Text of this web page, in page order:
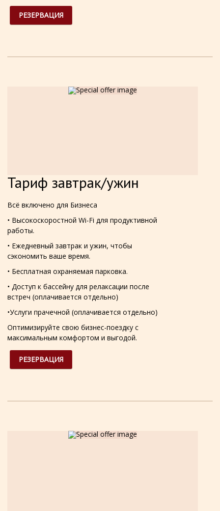
РЕЗЕРВАЦИЯ
Тариф завтрак/ужин
Всё включено для Бизнеса
• Высокоскоростной Wi-Fi для продуктивной
работы.
• Ежедневный завтрак и ужин, чтобы
сэкономить ваше время.
• Бесплатная охраняемая парковка.
• Доступ к бассейну для релаксации после
встреч (оплачивается отдельно)
•Услуги прачечной (оплачивается отдельно)
Оптимизируйте свою бизнес-поездку с
максимальным комфортом и выгодой.
РЕЗЕРВАЦИЯ